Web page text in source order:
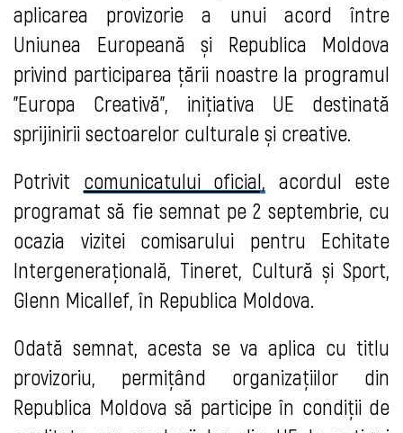
aplicarea provizorie a unui acord între
Uniunea Europeană și Republica Moldova
privind participarea țării noastre la programul
"Europa Creativă", inițiativa UE destinată
sprijinirii sectoarelor culturale și creative.
Potrivit comunicatului oficial, acordul este
programat să fie semnat pe 2 septembrie, cu
ocazia vizitei comisarului pentru Echitate
Intergenerațională, Tineret, Cultură și Sport,
Glenn Micallef, în Republica Moldova.
Odată semnat, acesta se va aplica cu titlu
provizoriu, permițând organizațiilor din
Republica Moldova să participe în condiții de